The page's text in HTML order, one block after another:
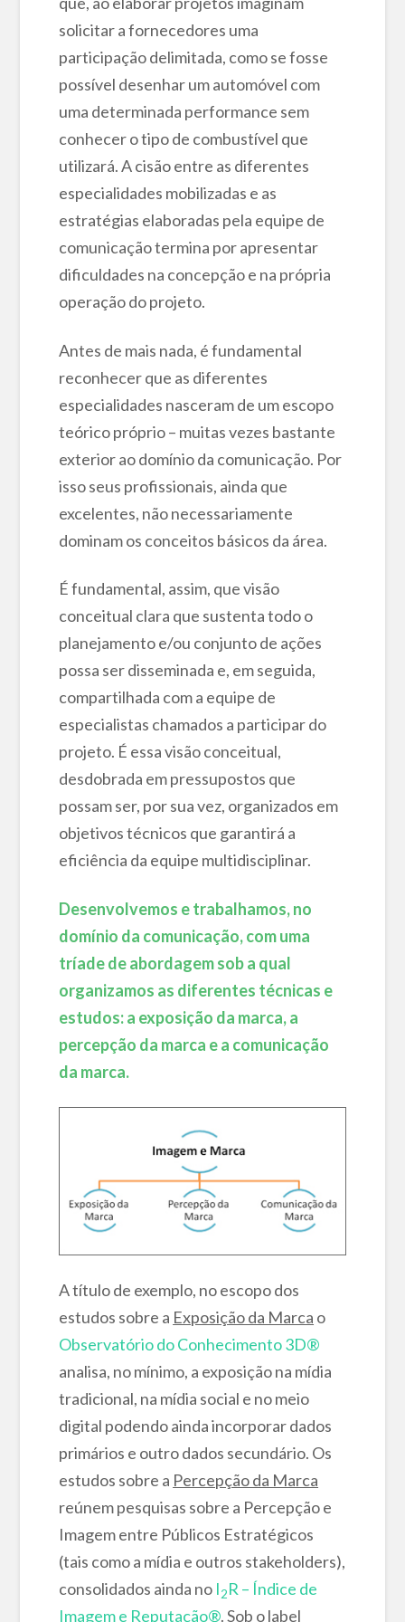
solicitar a fornecedores uma
participação delimitada, como se fosse
possível desenhar um automóvel com
uma determinada performance sem
conhecer o tipo de combustível que
utilizará. A cisão entre as diferentes
especialidades mobilizadas e as
estratégias elaboradas pela equipe de
comunicação termina por apresentar
dificuldades na concepção e na própria
operação do projeto.
Antes de mais nada, é fundamental
reconhecer que as diferentes
especialidades nasceram de um escopo
teórico próprio – muitas vezes bastante
exterior ao domínio da comunicação. Por
isso seus profissionais, ainda que
excelentes, não necessariamente
dominam os conceitos básicos da área.
É fundamental, assim, que visão
conceitual clara que sustenta todo o
planejamento e/ou conjunto de ações
possa ser disseminada e, em seguida,
compartilhada com a equipe de
especialistas chamados a participar do
projeto. É essa visão conceitual,
desdobrada em pressupostos que
possam ser, por sua vez, organizados em
objetivos técnicos que garantirá a
eficiência da equipe multidisciplinar.
Desenvolvemos e trabalhamos, no
domínio da comunicação, com uma
tríade de abordagem sob a qual
organizamos as diferentes técnicas e
estudos: a exposição da marca, a
percepção da marca e a comunicação
da marca.
A título de exemplo, no escopo dos
estudos sobre a Exposição da Marca o
Observatório do Conhecimento 3D®
analisa, no mínimo, a exposição na mídia
tradicional, na mídia social e no meio
digital podendo ainda incorporar dados
primários e outro dados secundário. Os
estudos sobre a Percepção da Marca
reúnem pesquisas sobre a Percepção e
Imagem entre Públicos Estratégicos
(tais como a mídia e outros stakeholders),
consolidados ainda no I2R – Índice de
Imagem e Reputação®. Sob o label